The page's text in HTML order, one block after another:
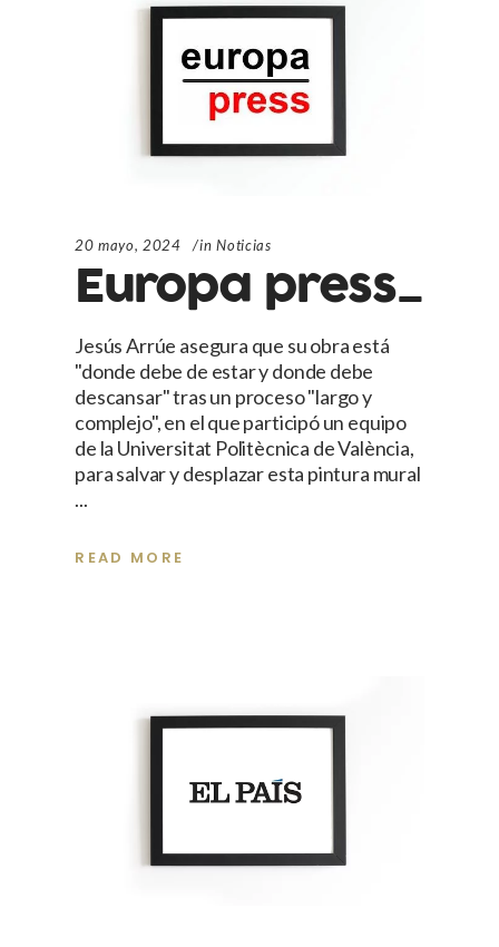
20 mayo, 2024 in Noticias
Europa press_
Jesús Arrúe asegura que su obra está
"donde debe de estar y donde debe
descansar" tras un proceso "largo y
complejo", en el que participó un equipo
de la Universitat Politècnica de València,
para salvar y desplazar esta pintura mural
READ MORE